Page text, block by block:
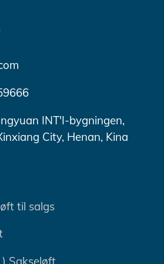
INT'I-bygningen,
City, Henan, Kina
til salgs
Sakseløft